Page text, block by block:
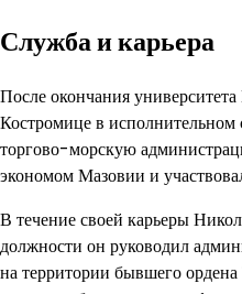
Служба и карьера
После окончания
Костромице в исполнительном
торгово-морскую
экономом Мазовии и
В течение своей карьеры
должности он руководил
на территории бывшего